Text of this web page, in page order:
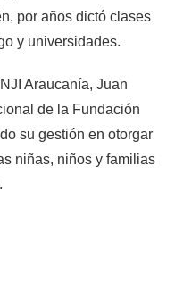
por años dictó clases
y universidades.
Araucanía, Juan
de la Fundación
su gestión en otorgar
niñas, niños y familias